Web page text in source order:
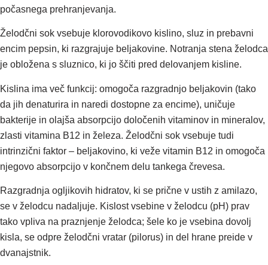
počasnega prehranjevanja.
Želodčni sok vsebuje klorovodikovo kislino, sluz in prebavni
encim pepsin, ki razgrajuje beljakovine. Notranja stena želodca
je obložena s sluznico, ki jo ščiti pred delovanjem kisline.
Kislina ima več funkcij: omogoča razgradnjo beljakovin (tako
da jih denaturira in naredi dostopne za encime), uničuje
bakterije in olajša absorpcijo določenih vitaminov in mineralov,
zlasti vitamina B12 in železa. Želodčni sok vsebuje tudi
intrinzični faktor – beljakovino, ki veže vitamin B12 in omogoča
njegovo absorpcijo v končnem delu tankega črevesa.
Razgradnja ogljikovih hidratov, ki se prične v ustih z amilazo,
se v želodcu nadaljuje. Kislost vsebine v želodcu (pH) prav
tako vpliva na praznjenje želodca; šele ko je vsebina dovolj
kisla, se odpre želodčni vratar (pilorus) in del hrane preide v
dvanajstnik.